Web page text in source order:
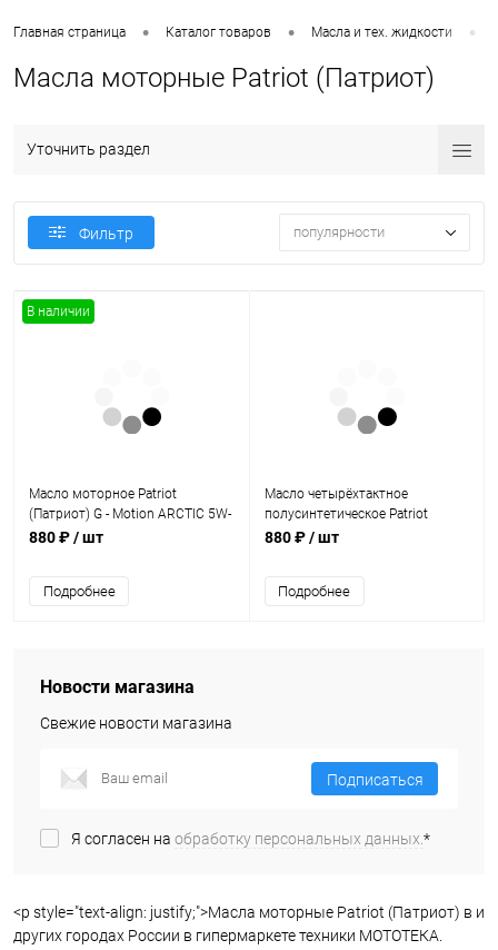
Главная страница • Каталог товаров • Масла и тех. жидкости •
Масла моторные Patriot (Патриот)
Уточнить раздел
Фильтр популярности
В наличии
Масло моторное Patriot
(Патриот) G - Motion ARCTIC 5W-
30 (1л) полусинтетическое
880 ₽/ шт
Подробнее
Масло четырёхтактное
полусинтетическое Patriot
(Патриот) SPECIFIC HIGH - TECH
880 ₽/ шт
Подробнее
Новости магазина
Свежие новости магазина
Подписаться
Я согласен на обработку персональных данных.*
<p style="text-align: justify;">Масла моторные Patriot (Патриот) в и
других городах России в гипермаркете техники МОТОТЕКА.